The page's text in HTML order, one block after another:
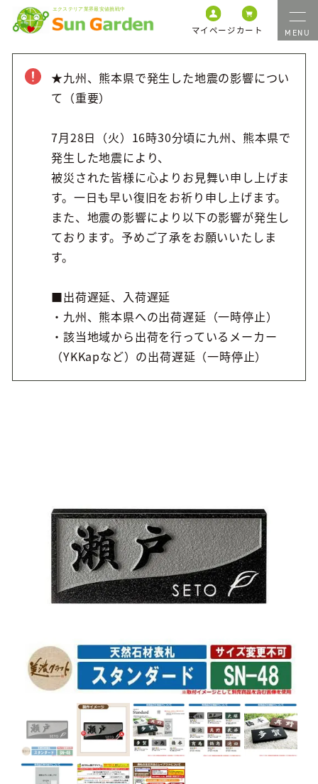
マイページカート
★九州、熊本県で発生した地震の影響につい
て（重要）
7月28日（火）16時30分頃に九州、熊本県で
発生した地震により、
被災された皆様に心よりお見舞い申し上げま
す。一日も早い復旧をお祈り申し上げます。
また、地震の影響により以下の影響が発生し
ております。予めご了承をお願いいたしま
す。
■出荷遅延、入荷遅延
・九州、熊本県への出荷遅延（一時停止）
・該当地域から出荷を行っているメーカー
（YKKapなど）の出荷遅延（一時停止）